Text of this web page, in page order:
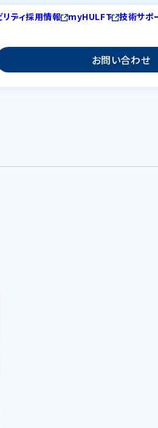
ティ採用情報 myHULFT 技術サポ
お問い合わせ